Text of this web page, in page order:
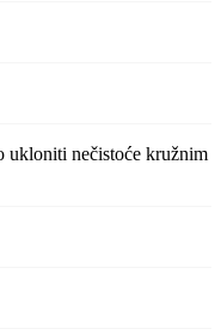
ukloniti nečistoće kružnim